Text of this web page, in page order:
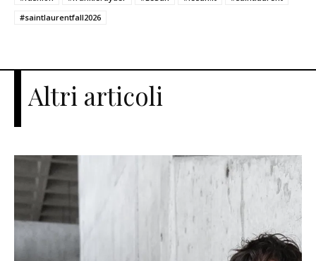
#saintlaurentfall2026
Altri articoli